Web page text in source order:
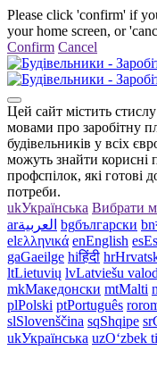
Please click 'confirm' if
your home screen, or
Confirm Cancel
Цей сайт містить
мовами про заробітну
будівельників у всіх
можуть знайти корисні
профспілок, які готові
потреби.
ukУкраїнська Вибрати
arالعربية bgбългарски bn
elελληνικά enEnglish es
gaGaeilge hiहिंदी hr
ltLietuvių lvLatviešu
mkМакедонски mtMalti
plPolski ptPortuguês ro
slSlovenščina sqShqipe sr
ukУкраїнська uzOʻzbek